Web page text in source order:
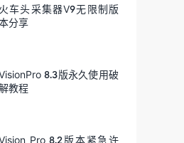
火车头采集器V9无限制版
分享
8.3版永久使用破
教程
Pro 8.2版本紧急许